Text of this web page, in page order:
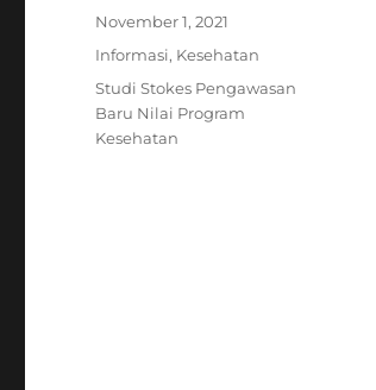
Posted
on
November 1, 2021
Categories
Informasi, Kesehatan
Tags
Studi Stokes Pengawasan
Baru Nilai Program
Kesehatan